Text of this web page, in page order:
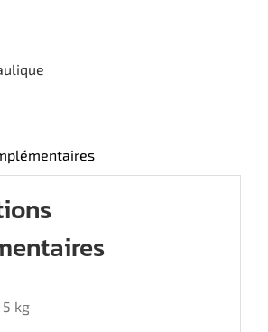
5 kg